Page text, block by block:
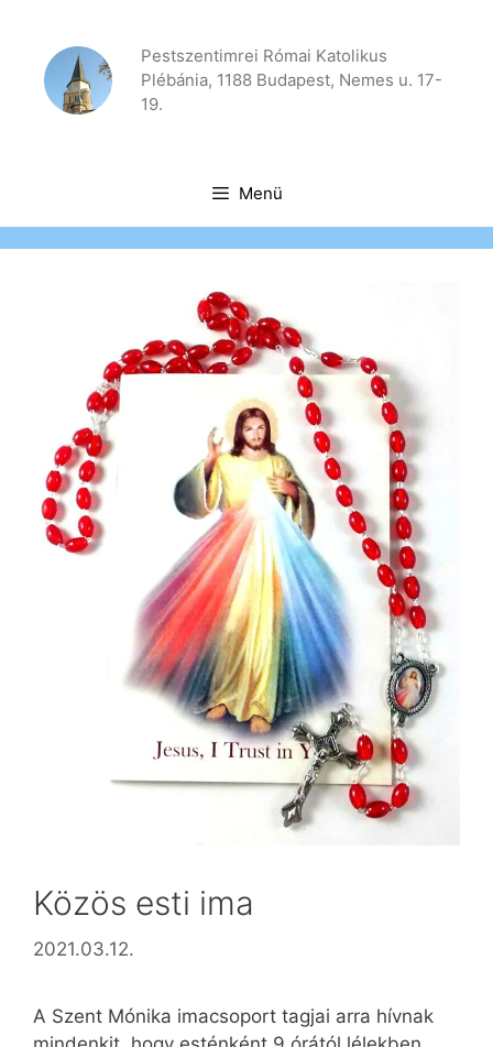
tartalomba
Pestszentimrei Római Katolikus
Plébánia, 1188 Budapest, Nemes u. 17-
19.
Menü
Közös esti ima
2021.03.12.
A Szent Mónika imacsoport tagjai arra hívnak